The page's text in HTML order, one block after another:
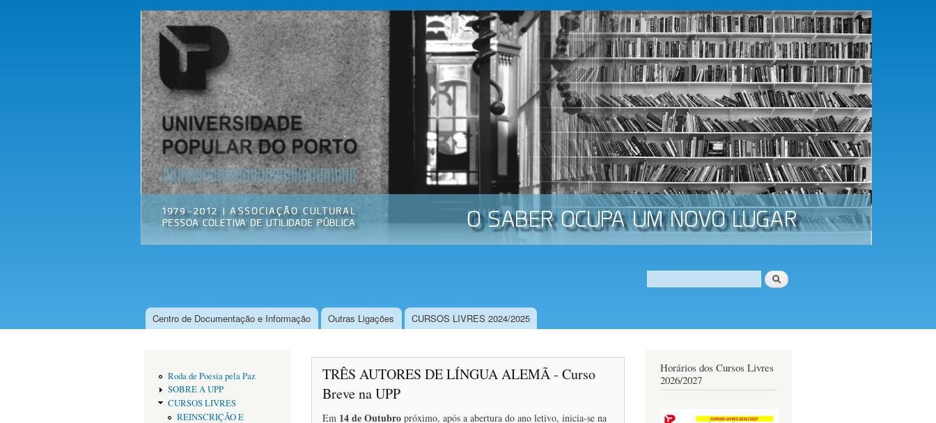
Passar
para o
conteúdo
principal
Universidade
Popular do
Porto
Associação
Cultural
Formulário de procura
Procurar
Menu principal
Centro de Documentação e Informação Outras Ligações CURSOS LIVRES 2024/2025
Roda de Poesia pela Paz
SOBRE A UPP
CURSOS LIVRES
REINSCRIÇÃO E
TRÊS AUTORES DE LÍNGUA ALEMÃ - Curso
Breve na UPP
Em 14 de Outubro próximo, após a abertura do ano letivo, inicia-se na
Horários dos Cursos Livres
2026/2027